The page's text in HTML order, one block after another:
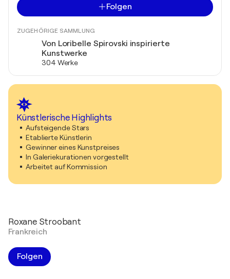
Folgen
ZUGEHÖRIGE SAMMLUNG
Von Loribelle Spirovski inspirierte
Kunstwerke
304 Werke
Künstlerische Highlights
Aufsteigende Stars
Etablierte Künstlerin
Gewinner eines Kunstpreises
In Galeriekurationen vorgestellt
Arbeitet auf Kommission
Roxane Stroobant
Frankreich
Folgen